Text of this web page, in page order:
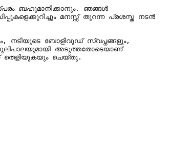
മനസ്സ് തുറന്ന പ്രശസ്ത നടൻ
നടിയുടെ ബോളിവുഡ് സ്വപ്നങ്ങളും,
അടുത്തതോടെയാണ്
തെളിയുകയും ചെയ്തു.